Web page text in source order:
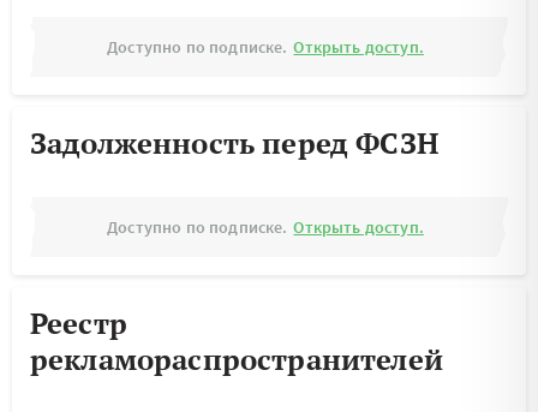
Доступно по подписке. Открыть доступ.
Задолженность перед ФСЗН
Доступно по подписке. Открыть доступ.
Реестр
рекламораспространителей